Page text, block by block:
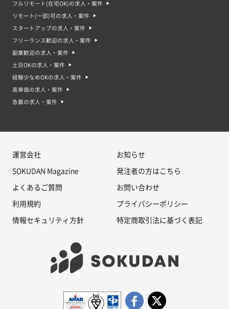
フルリモート(在宅OK)の求人・案件
リモート(一部)可の求人・案件
スタートアップの求人・案件
フリーランス歓迎の求人・案件
副業歓迎の求人・案件
土日OKの求人・案件
経験少なめOKの求人・案件
高単価の求人・案件
急募の求人・案件
運営会社 お知らせ
SOKUDAN Magazine 発注者の方はこちら
よくあるご質問 お問い合わせ
利用規約 プライバシーポリシー
情報セキュリティ方針 特定商取引法に基づく表記